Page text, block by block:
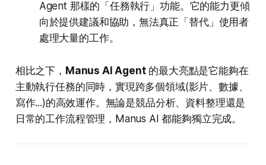
Agent 那樣的「任務執行」功能。它的能力更傾
向於提供建議和協助，無法真正「替代」使用者
處理大量的工作。
相比之下， Manus AI Agent的最大亮點是它能夠在
主動執行任務的同時，實現跨多個領域(影片、數據、
寫作...)的高效運作。無論是競品分析、資料整理還是
日常的工作流程管理，Manus AI 都能夠獨立完成。